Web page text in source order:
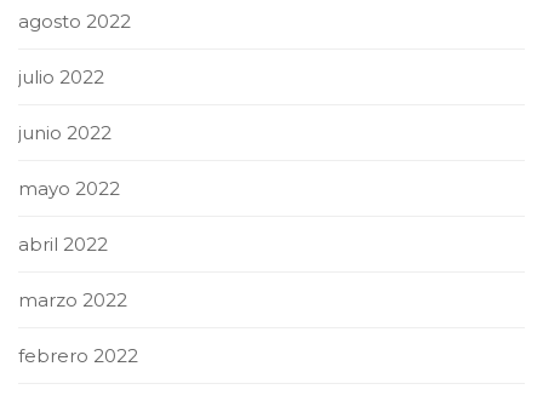
agosto 2022
julio 2022
junio 2022
mayo 2022
abril 2022
marzo 2022
febrero 2022